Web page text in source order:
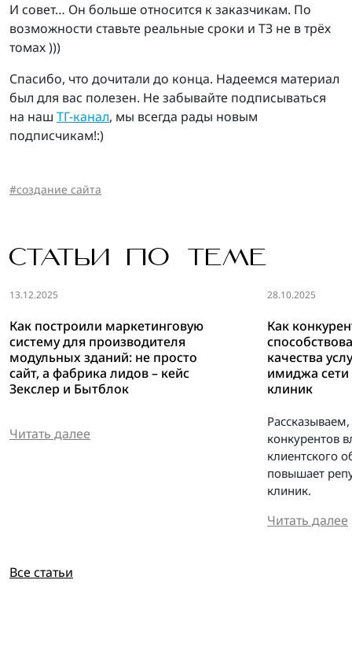
И совет… Он больше относится к заказчикам. По
возможности ставьте реальные сроки и ТЗ не в трёх
томах )))
Спасибо, что дочитали до конца. Надеемся материал
был для вас полезен. Не забывайте подписываться
на наш ТГ-канал, мы всегда рады новым
подписчикам!:)
создание сайта
СТАТЬИ ПО ТЕМЕ
13.12.2025
Как построили маркетинговую
систему для производителя
модульных зданий: не просто
сайт, а фабрика лидов – кейс
Зекслер и Бытблок
Читать далее
28.10.2025
Как
качества
имиджа
клиник
конкурентов
клиентского
повышает
клиник.
Читать далее
Все статьи